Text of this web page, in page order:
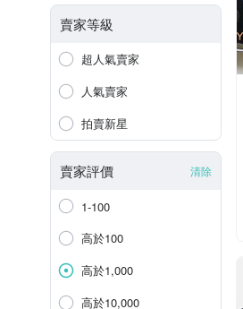
賣家等級
超人氣賣家
人氣賣家
拍賣新星
賣家評價 清除
1-100
高於100
高於1,000
高於10,000